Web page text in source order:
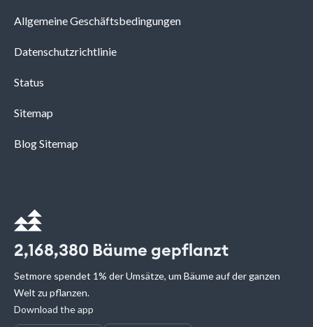
Allgemeine Geschäftsbedingungen
Datenschutzrichtlinie
Status
Sitemap
Blog Sitemap
2,168,380 Bäume gepflanzt
Setmore spendet 1% der Umsätze, um Bäume auf der ganzen
Welt zu pflanzen.
Download the app